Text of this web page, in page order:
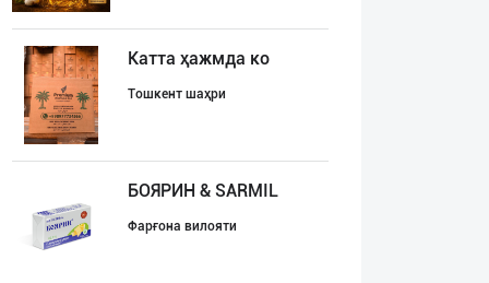
Катта ҳажмда ко
Тошкент шаҳри
БОЯРИН & SARMIL
Фарғона вилояти